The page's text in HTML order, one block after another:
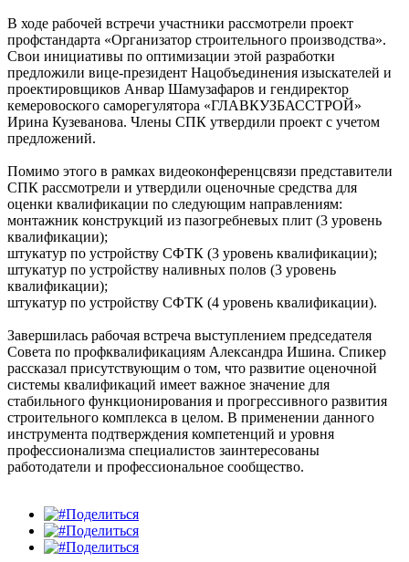
В ходе рабочей встречи участники рассмотрели проект
профстандарта «Организатор строительного производства».
Свои инициативы по оптимизации этой разработки
предложили вице-президент Нацобъединения изыскателей и
проектировщиков Анвар Шамузафаров и гендиректор
кемеровоского саморегулятора «ГЛАВКУЗБАССТРОЙ»
Ирина Кузеванова. Члены СПК утвердили проект с учетом
предложений.
Помимо этого в рамках видеоконференцсвязи представители
СПК рассмотрели и утвердили оценочные средства для
оценки квалификации по следующим направлениям:
монтажник конструкций из пазогребневых плит (3 уровень
квалификации);
штукатур по устройству СФТК (3 уровень квалификации);
штукатур по устройству наливных полов (3 уровень
квалификации);
штукатур по устройству СФТК (4 уровень квалификации).
Завершилась рабочая встреча выступлением председателя
Совета по профквалификациям Александра Ишина. Спикер
рассказал присутствующим о том, что развитие оценочной
системы квалификаций имеет важное значение для
стабильного функционирования и прогрессивного развития
строительного комплекса в целом. В применении данного
инструмента подтверждения компетенций и уровня
профессионализма специалистов заинтересованы
работодатели и профессиональное сообщество.
Поделиться
Поделиться
Поделиться